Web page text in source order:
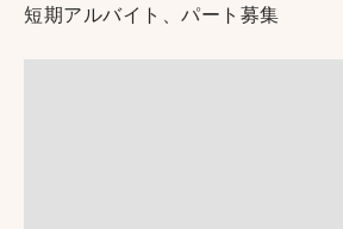
短期アルバイト、パート募集